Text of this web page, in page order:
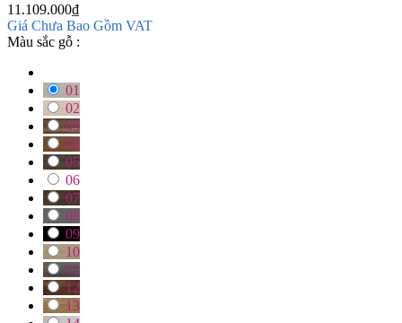
11.109.000₫
Giá Chưa Bao Gồm VAT
Màu sắc gỗ :
01
02
03
04
05
06
07
08
09
10
11
12
13